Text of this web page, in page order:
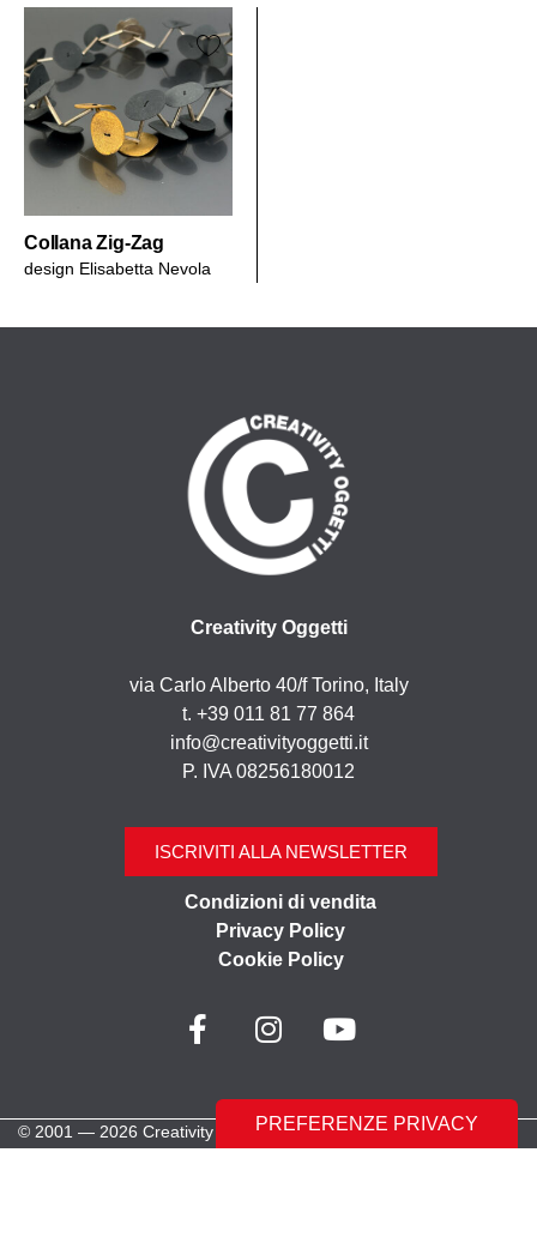
Collana Zig-Zag
design Elisabetta Nevola
Creativity Oggetti
via Carlo Alberto 40/f Torino, Italy
t. +39 011 81 77 864
info@creativityoggetti.it
P. IVA 08256180012
ISCRIVITI ALLA NEWSLETTER
Condizioni di vendita
Privacy Policy
Cookie Policy
© 2001 — 2026 Creativity Oggetti | Tutti i diritti riservati